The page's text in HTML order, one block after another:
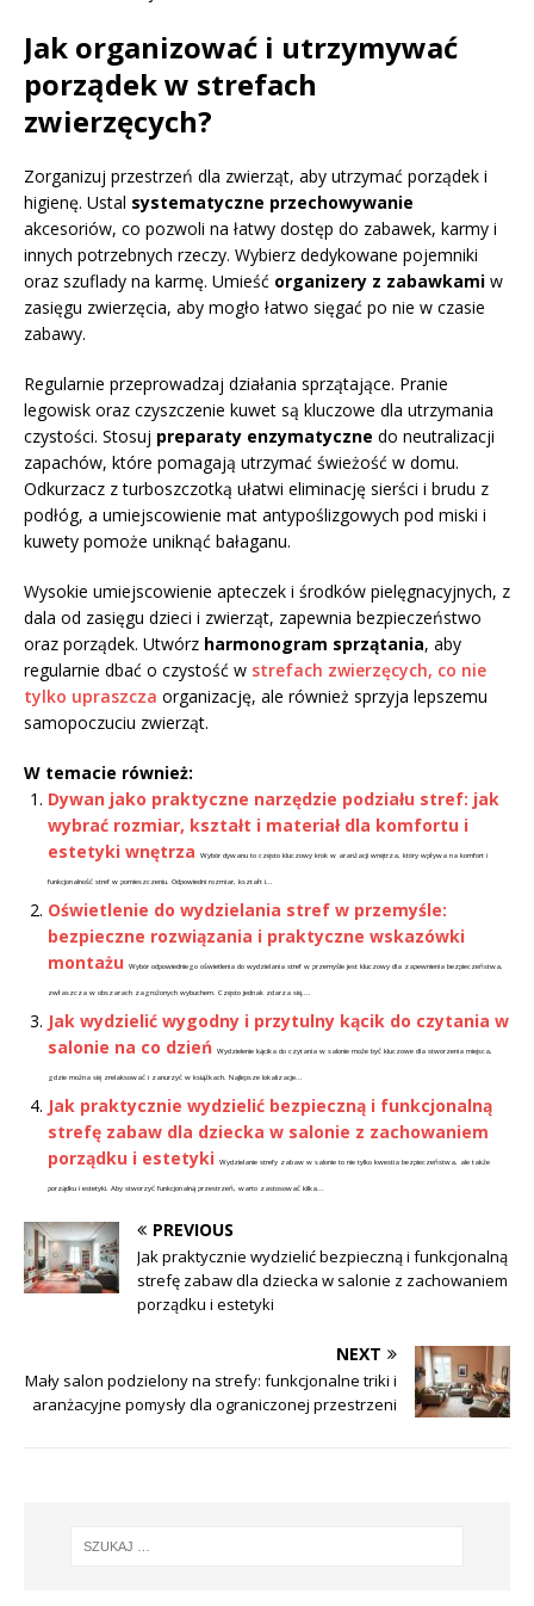
Jak organizować i utrzymywać
porządek w strefach
zwierzęcych?
Zorganizuj przestrzeń dla zwierząt, aby utrzymać porządek i
higienę. Ustal systematyczne przechowywanie
akcesoriów, co pozwoli na łatwy dostęp do zabawek, karmy i
innych potrzebnych rzeczy. Wybierz dedykowane pojemniki
oraz szuflady na karmę. Umieść organizery z zabawkami w
zasięgu zwierzęcia, aby mogło łatwo sięgać po nie w czasie
zabawy.
Regularnie przeprowadzaj działania sprzątające. Pranie
legowisk oraz czyszczenie kuwet są kluczowe dla utrzymania
czystości. Stosuj preparaty enzymatyczne do neutralizacji
zapachów, które pomagają utrzymać świeżość w domu.
Odkurzacz z turboszczotką ułatwi eliminację sierści i brudu z
podłóg, a umiejscowienie mat antypoślizgowych pod miski i
kuwety pomoże uniknąć bałaganu.
Wysokie umiejscowienie apteczek i środków pielęgnacyjnych, z
dala od zasięgu dzieci i zwierząt, zapewnia bezpieczeństwo
oraz porządek. Utwórz harmonogram sprzątania, aby
regularnie dbać o czystość w strefach zwierzęcych, co nie
tylko upraszcza organizację, ale również sprzyja lepszemu
samopoczuciu zwierząt.
W temacie również:
Dywan jako praktyczne narzędzie podziału stref: jak
wybrać rozmiar, kształt i materiał dla komfortu i
estetyki wnętrza
Wybór dywanu to często kluczowy krok w aranżacji wnętrza, który wpływa na komfort i
funkcjonalność stref w pomieszczeniu. Odpowiedni rozmiar, kształt i...
Oświetlenie do wydzielania stref w przemyśle:
bezpieczne rozwiązania i praktyczne wskazówki
montażu
Wybór odpowiedniego oświetlenia do wydzielania stref w przemyśle jest kluczowy dla zapewnienia bezpieczeństwa,
zwłaszcza w obszarach zagrożonych wybuchem. Często jednak zdarza się,...
Jak wydzielić wygodny i przytulny kącik do czytania w
salonie na co dzień Wydzielenie kącika do czytania w salonie może być kluczowe dla stworzenia miejsca,
gdzie można się zrelaksować i zanurzyć w książkach. Najlepsze lokalizacje...
Jak praktycznie wydzielić bezpieczną i funkcjonalną
strefę zabaw dla dziecka w salonie z zachowaniem
porządku i estetyki
Wydzielanie strefy zabaw w salonie to nie tylko kwestia bezpieczeństwa, ale także
porządku i estetyki. Aby stworzyć funkcjonalną przestrzeń, warto zastosować kilka...
PREVIOUS
Jak praktycznie wydzielić bezpieczną i funkcjonalną
strefę zabaw dla dziecka w salonie z zachowaniem
porządku i estetyki
NEXT
Mały salon podzielony na strefy: funkcjonalne triki i
aranżacyjne pomysły dla ograniczonej przestrzeni